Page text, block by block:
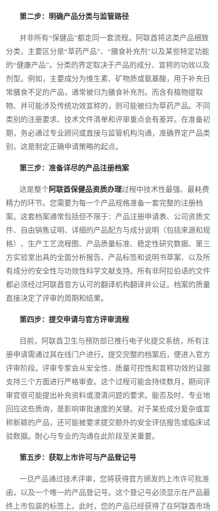
第二步：明确产品分类与监管路径
并非所有“保健品”都走同一套流程。阿联酋将这类产品细致
分类，主要区分是“草药产品”、“膳食补充剂”以及某些特定功能
的“健康产品”。分类的界定取决于产品的成分、宣称的功效以及
剂型。例如，主要成分为维生素、矿物质或氨基酸，用于补充日
常膳食不足的产品，通常被归为膳食补充剂。而含有植物提取
物、并可能涉及传统功效宣称的，则可能被归为草药产品。不同
类别的注册要求、技术文件清单和评审重点会有差异。在准备初
期，务必通过专业顾问或直接与监管机构沟通，准确界定产品类
别，这是制定正确申请策略的起点。
第三步：准备详尽的产品注册档案
这是整个阿联酋保健品资质办理过程中技术性最强、最耗费
精力的环节。您需要为每一个产品规格准备一套完整的注册档
案。这套档案通常包括但不限于：产品注册申请表、公司资质文
件、自由销售证明、详细的产品配方与成分说明（包括来源和规
格）、生产工艺流程图、产品质量标准、稳定性研究数据、第三
方实验室出具的全面分析报告、产品标签和说明书草案、以及所
有成分的安全性与功效性科学文献支持。所有非阿拉伯语的文件
都必须经过阿联酋官方认可的翻译机构翻译并公证。档案的质量
直接决定了评审的周期和结果。
第四步：提交申请与官方评审流程
目前，阿联酋卫生与预防部已推行电子化提交系统，所有注
册申请需通过其在线门户进行。提交完整的档案后，便进入官方
评审阶段。评审专家会从安全性、质量可控性和宣称功效的证据
支持三个方面进行严格审查。这个过程可能会持续数月，期间评
审官很可能提出补充资料或澄清问题的要求。能否及时、专业地
回应这些质询，是影响审批速度的关键。对于某些成分复杂或宣
称新颖的产品，还可能被要求提交额外的安全评估报告或临床试
验数据。耐心与专业的沟通在此阶段至关重要。
第五步：获取上市许可与产品登记号
一旦产品通过技术评审，您将获得官方颁发的上市许可批准
函，以及一个唯一的产品登记号。这个登记号必须显示在产品最
终上市包装的标签上。此时，您的产品已经获得了在阿联酋市场